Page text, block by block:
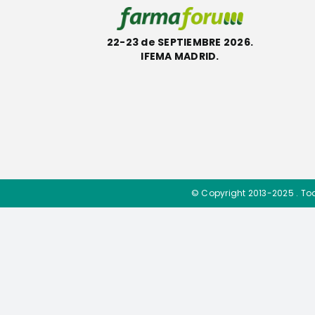
22-23 de SEPTIEMBRE 2026.
IFEMA MADRID.
© Copyright 2013-2025 .